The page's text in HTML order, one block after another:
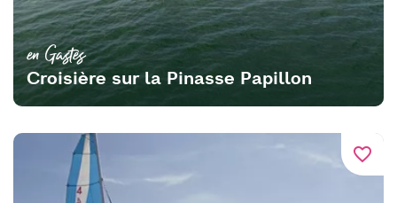
en Gastes
Croisière sur la Pinasse Papillon
favorite_border